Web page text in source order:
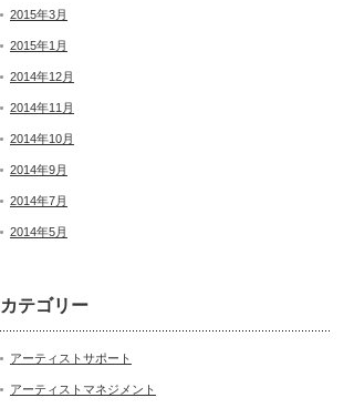
2015年3月
2015年1月
2014年12月
2014年11月
2014年10月
2014年9月
2014年7月
2014年5月
カテゴリー
アーティストサポート
アーティストマネジメント